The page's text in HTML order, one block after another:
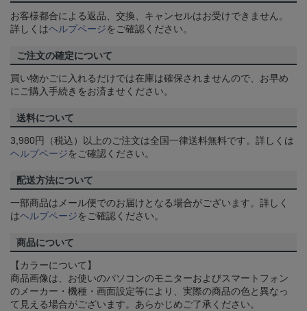
お客様都合による返品、交換、キャンセルはお受けできません。
詳しくはヘルプページをご確認ください。
ご注文の確定について
買い物かごに入れるだけでは在庫は確保されませんので、お早め
にご購入手続きをお済ませください。
送料について
3,980円（税込）以上のご注文は全国一律送料無料です。詳しくは
ヘルプページをご確認ください。
配送方法について
一部商品はメール便でのお届けとなる場合がございます。詳しく
はヘルプページをご確認ください。
商品について
【カラーについて】
商品画像は、お使いのパソコンのモニターおよびスマートフォン
のメーカー・機種・画面設定等により、実際の商品の色と異なっ
て見える場合がございます。あらかじめご了承ください。